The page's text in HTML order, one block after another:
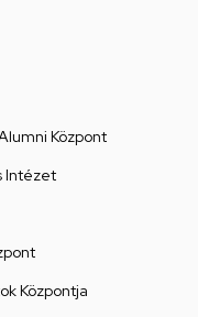
Központ
Intézet
Központja